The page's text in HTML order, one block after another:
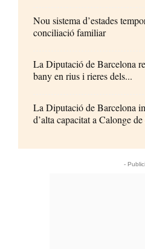
Nou sistema d’estades
conciliació familiar
La Diputació de Barcelona
bany en rius i rieres dels...
La Diputació de Barcelona
d’alta capacitat a Calonge de
-